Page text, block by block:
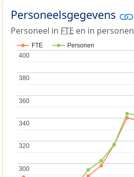
Personeelsgegevens
Personeel in FTE en in personen
FTE Personen
300
300
320
320
340
340
360
360
380
380
400
400